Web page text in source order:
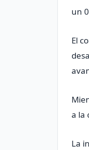
un
El
a la
La